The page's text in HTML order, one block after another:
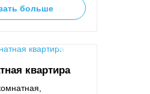
больше
квартира